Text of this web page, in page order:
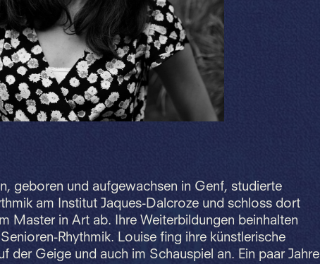
geboren und aufgewachsen in Genf, studierte
am Institut Jaques-Dalcroze und schloss dort
Master in Art ab. Ihre Weiterbildungen beinhalten
Rhythmik. Louise fing ihre künstlerische
der Geige und auch im Schauspiel an. Ein paar Jahre